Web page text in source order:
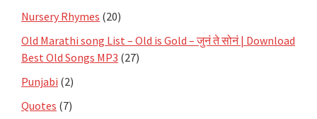
Nursery Rhymes (20)
Old Marathi song List – Old is Gold – जुनं ते सोनं | Download
Best Old Songs MP3 (27)
Punjabi (2)
Quotes (7)